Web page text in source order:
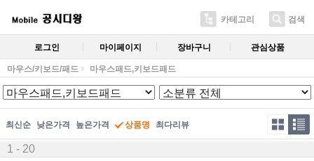
카테고리 검색
로그인 마이페이지 장바구니 관심상품
마우스/키보드/패드 마우스패드,키보드패드
최신순 낮은가격 높은가격 상품명 최다리뷰
1 - 20